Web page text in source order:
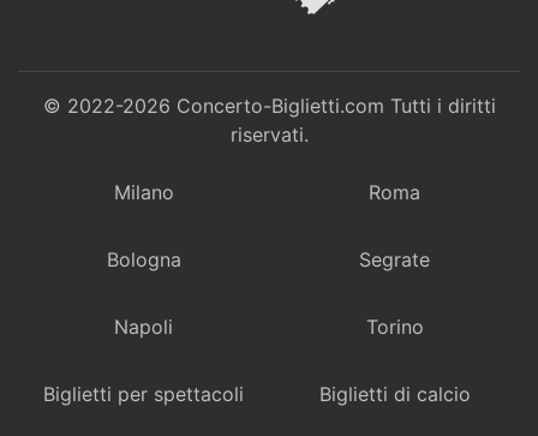
© 2022-2026 Concerto-Biglietti.com Tutti i diritti
riservati.
Milano Roma
Bologna Segrate
Napoli Torino
Biglietti per spettacoli Biglietti di calcio